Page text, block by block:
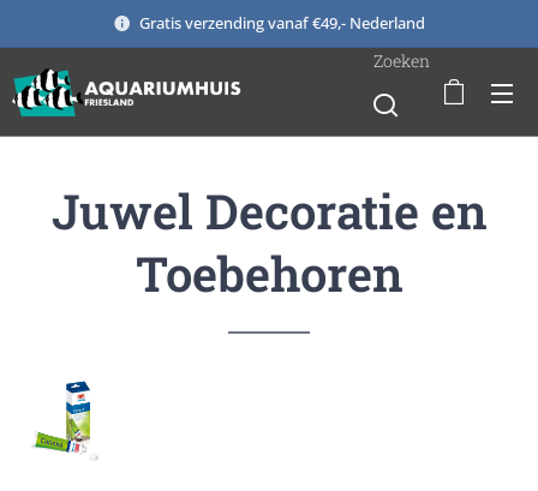
Gratis verzending vanaf €49,- Nederland
Zoeken
Juwel Decoratie en
Toebehoren